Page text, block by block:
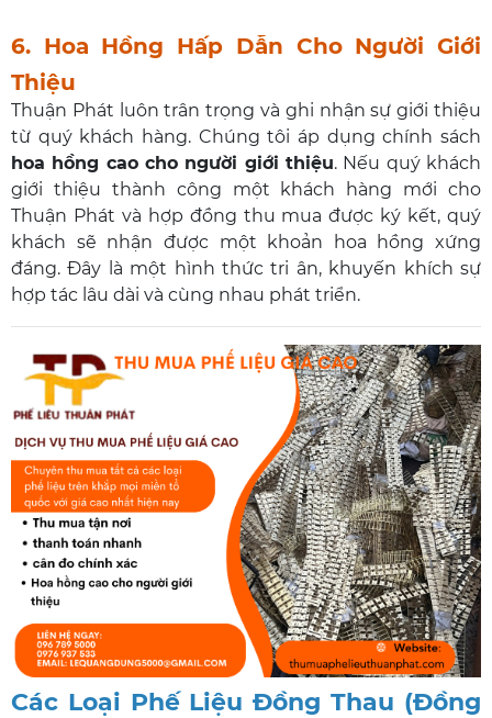
6. Hoa Hồng Hấp Dẫn Cho Người Giới
Thiệu
Thuận Phát luôn trân trọng và ghi nhận sự giới thiệu
từ quý khách hàng. Chúng tôi áp dụng chính sách
hoa hồng cao cho người giới thiệu. Nếu quý khách
giới thiệu thành công một khách hàng mới cho
Thuận Phát và hợp đồng thu mua được ký kết, quý
khách sẽ nhận được một khoản hoa hồng xứng
đáng. Đây là một hình thức tri ân, khuyến khích sự
hợp tác lâu dài và cùng nhau phát triển.
Các Loại Phế Liệu Đồng Thau (Đồng